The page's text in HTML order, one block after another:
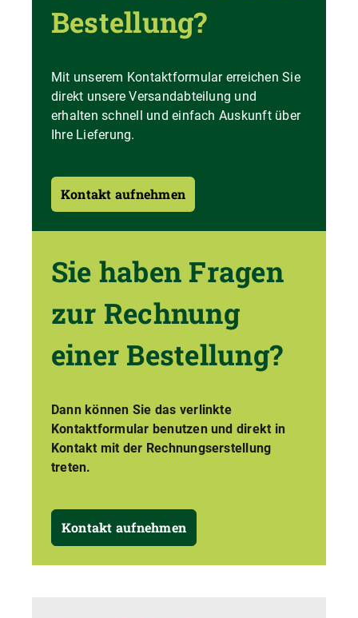
Bestellung?
Mit unserem Kontaktformular erreichen Sie
direkt unsere Versandabteilung und
erhalten schnell und einfach Auskunft über
Ihre Lieferung.
Kontakt aufnehmen
Sie haben Fragen
zur Rechnung
einer Bestellung?
Dann können Sie das verlinkte
Kontaktformular benutzen und direkt in
Kontakt mit der Rechnungserstellung
treten.
Kontakt aufnehmen